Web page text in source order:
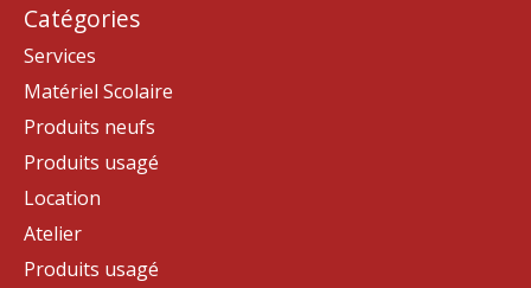
Catégories
Services
Matériel Scolaire
Produits neufs
Produits usagé
Location
Atelier
Produits usagé